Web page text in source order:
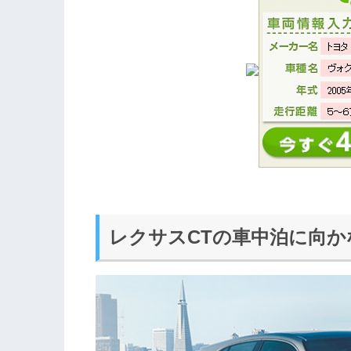
レクサスCTの車中泊に向